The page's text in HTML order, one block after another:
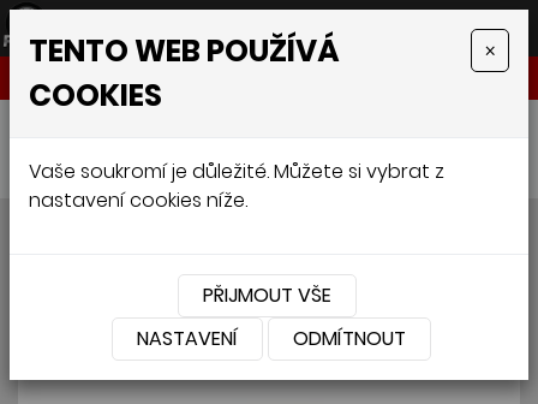
NEXEN WINGUARD Snow G3 185/60 R15 84H
185/60 R15 84H
TENTO WEB POUŽÍVÁ
COOKIES
×
Vaše soukromí je důležité. Můžete si vybrat z
nastavení cookies níže.
PŘIJMOUT VŠE
NASTAVENÍ
ODMÍTNOUT